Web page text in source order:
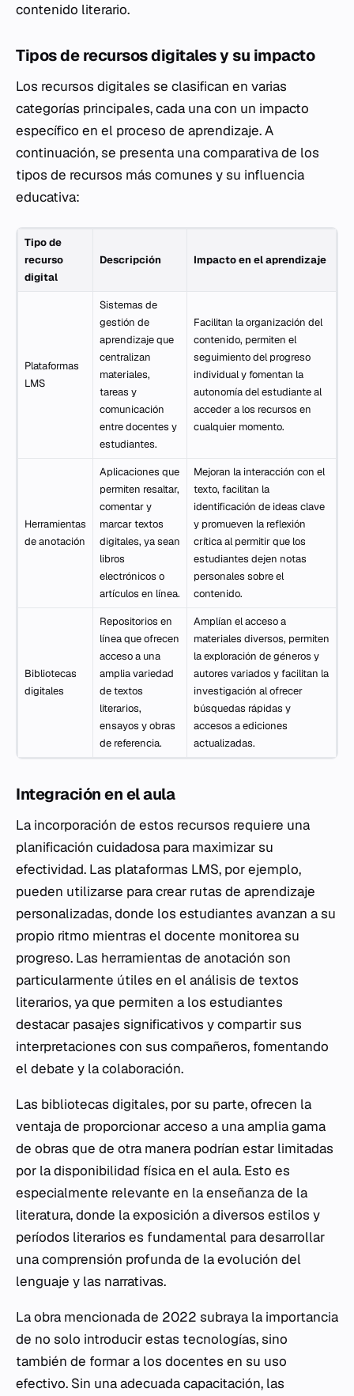
contenido literario.
Tipos de recursos digitales y su impacto
Los recursos digitales se clasifican en varias
categorías principales, cada una con un impacto
específico en el proceso de aprendizaje. A
continuación, se presenta una comparativa de los
tipos de recursos más comunes y su influencia
educativa:
Tipo de
recurso
digital
Descripción Impacto en el aprendizaje
Plataformas
LMS
Sistemas de
gestión de
aprendizaje que
centralizan
materiales,
tareas y
comunicación
entre docentes y
estudiantes.
Facilitan la organización del
contenido, permiten el
seguimiento del progreso
individual y fomentan la
autonomía del estudiante al
acceder a los recursos en
cualquier momento.
Herramientas
de anotación
Aplicaciones que
permiten resaltar,
comentar y
marcar textos
digitales, ya sean
libros
electrónicos o
artículos en línea.
Mejoran la interacción con el
texto, facilitan la
identificación de ideas clave
y promueven la reflexión
crítica al permitir que los
estudiantes dejen notas
personales sobre el
contenido.
Bibliotecas
digitales
Repositorios en
línea que ofrecen
acceso a una
amplia variedad
de textos
literarios,
ensayos y obras
de referencia.
Amplían el acceso a
materiales diversos, permiten
la exploración de géneros y
autores variados y facilitan la
investigación al ofrecer
búsquedas rápidas y
accesos a ediciones
actualizadas.
Integración en el aula
La incorporación de estos recursos requiere una
planificación cuidadosa para maximizar su
efectividad. Las plataformas LMS, por ejemplo,
pueden utilizarse para crear rutas de aprendizaje
personalizadas, donde los estudiantes avanzan a su
propio ritmo mientras el docente monitorea su
progreso. Las herramientas de anotación son
particularmente útiles en el análisis de textos
literarios, ya que permiten a los estudiantes
destacar pasajes significativos y compartir sus
interpretaciones con sus compañeros, fomentando
el debate y la colaboración.
Las bibliotecas digitales, por su parte, ofrecen la
ventaja de proporcionar acceso a una amplia gama
de obras que de otra manera podrían estar limitadas
por la disponibilidad física en el aula. Esto es
especialmente relevante en la enseñanza de la
literatura, donde la exposición a diversos estilos y
períodos literarios es fundamental para desarrollar
una comprensión profunda de la evolución del
lenguaje y las narrativas.
La obra mencionada de 2022 subraya la importancia
de no solo introducir estas tecnologías, sino
también de formar a los docentes en su uso
efectivo. Sin una adecuada capacitación, las